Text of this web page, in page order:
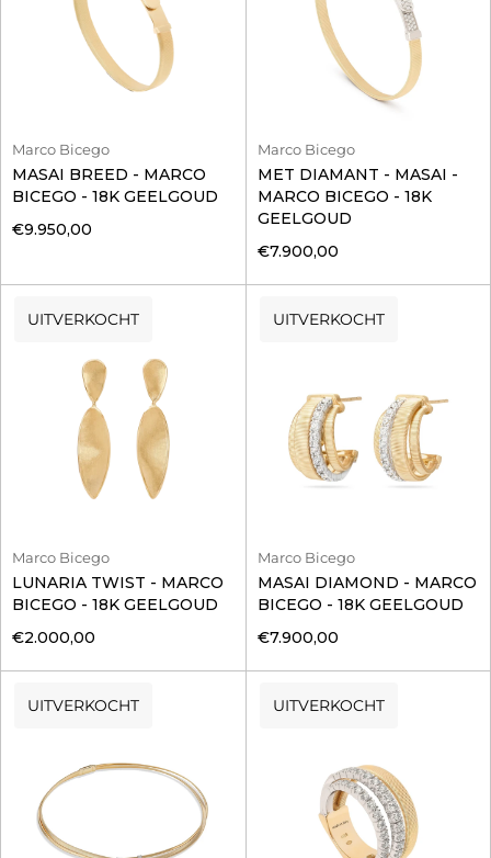
Marco Bicego
MASAI BREED - MARCO
BICEGO - 18K GEELGOUD
€9.950,00
Marco Bicego
MET DIAMANT - MASAI -
MARCO BICEGO - 18K
GEELGOUD
€7.900,00
UITVERKOCHT
Marco Bicego
LUNARIA TWIST - MARCO
BICEGO - 18K GEELGOUD
€2.000,00
UITVERKOCHT
Marco Bicego
MASAI DIAMOND - MARCO
BICEGO - 18K GEELGOUD
€7.900,00
UITVERKOCHT UITVERKOCHT